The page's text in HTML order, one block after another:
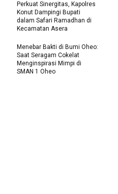
Perkuat Sinergitas, Kapolres
Konut Dampingi Bupati
dalam Safari Ramadhan di
Kecamatan Asera
Menebar Bakti di Bumi Oheo:
Saat Seragam Cokelat
Menginspirasi Mimpi di
SMAN 1 Oheo